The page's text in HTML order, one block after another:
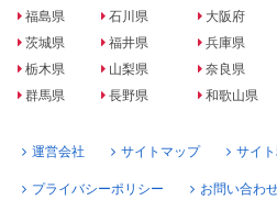
福島県
茨城県
栃木県
群馬県
石川県
福井県
山梨県
長野県
大阪府
兵庫県
奈良県
和歌山県
運営会社 サイトマップ サイ
プライバシーポリシー お問い合わ